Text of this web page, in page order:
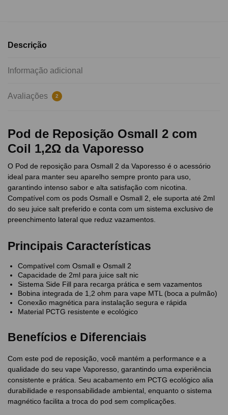
Descrição
Informação adicional
Avaliações 2
Pod de Reposição Osmall 2 com
Coil 1,2Ω da Vaporesso
O Pod de reposição para Osmall 2 da Vaporesso é o acessório
ideal para manter seu aparelho sempre pronto para uso,
garantindo intenso sabor e alta satisfação com nicotina.
Compatível com os pods Osmall e Osmall 2, ele suporta até 2ml
do seu juice salt preferido e conta com um sistema exclusivo de
preenchimento lateral que reduz vazamentos.
Principais Características
Compatível com Osmall e Osmall 2
Capacidade de 2ml para juice salt nic
Sistema Side Fill para recarga prática e sem vazamentos
Bobina integrada de 1,2 ohm para vape MTL (boca a pulmão)
Conexão magnética para instalação segura e rápida
Material PCTG resistente e ecológico
Benefícios e Diferenciais
Com este pod de reposição, você mantém a performance e a
qualidade do seu vape Vaporesso, garantindo uma experiência
consistente e prática. Seu acabamento em PCTG ecológico alia
durabilidade e responsabilidade ambiental, enquanto o sistema
magnético facilita a troca do pod sem complicações.